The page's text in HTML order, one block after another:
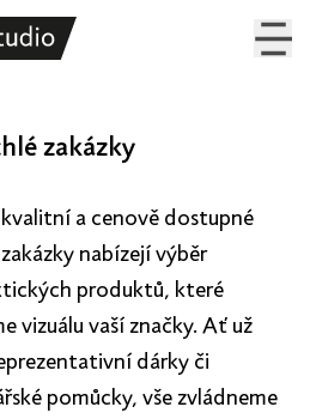
zakázky
a cenově dostupné
nabízejí výběr
produktů, které
vizuálu vaší značky. Ať už
dárky či
pomůcky, vše zvládneme